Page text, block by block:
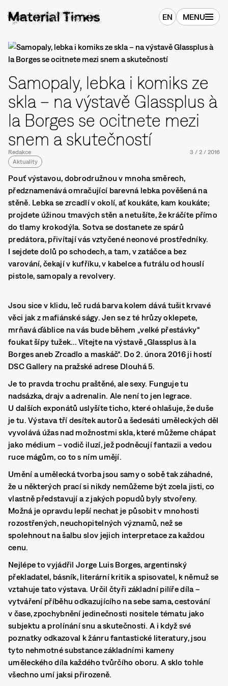
EN MENU
Samopaly, lebka i komiks ze
skla – na výstavě Glassplus à
la Borges se ocitnete mezi
snem a skutečností
Redakce 3 / 2 / 2016
Aktuality
Pouť výstavou, dobrodružnou v mnoha směrech,
předznamenává omračující barevná lebka pověšená na
stěně. Lebka se zrcadlí v okolí, ať koukáte, kam koukáte;
projdete úžinou tmavých stěn a netušíte, že kráčíte přímo
do tlamy krokodýla. Sotva se dostanete ze spárů
predátora, přivítají vás vztyčené neonové prostředníky.
I sejdete dolů po schodech, a tam, v zatáčce a bez
varování, čekají v kufříku, v kabelce a futrálu od houslí
pistole, samopaly a revolvery.
Jsou sice v klidu, leč rudá barva kolem dává tušit krvavé
věci jak z mafiánské ságy. Jen se z té hrůzy oklepete,
mrňavá ďáblice na vás bude během „velké přestávky“
foukat šípy tužek… Vítejte na výstavě „Glassplus à la
Borges aneb Zrcadlo a maskáč“. Do 2. února 2016 ji hostí
DSC Gallery na pražské adrese Dlouhá 5.
Je to pravda trochu praštěné, ale sexy. Funguje tu
nadsázka, drajv a adrenalin. Ale není to jen legrace.
U dalších exponátů uslyšíte ticho, které ohlašuje, že duše
je tu. Výstava tří desítek autorů a šedesáti uměleckých děl
vyvolává úžas nad možnostmi skla, které můžeme chápat
jako médium – vodič iluzí, jež podněcují fantazii a vedou
ruce mágům, co to s ním umějí.
Umění a umělecká tvorba jsou samy o sobě tak záhadné,
že u některých prací si nikdy nemůžeme být zcela jisti, co
vlastně představují a z jakých popudů byly stvořeny.
Možná je opravdu lepší nechat je působit v mnohosti
rozostřených, neuchopitelných významů, než se
spolehnout na šalbu slov jejich interpretace za každou
cenu.
Nejlépe to vyjádřil Jorge Luis Borges, argentinský
překladatel, básník, literární kritik a spisovatel, k němuž se
vztahuje tato výstava. Určil čtyři základní pilíře díla –
vytváření příběhu odkazujícího na sebe sama, cestování
v čase, zpochybnění jedinečnosti nositele tématu jako
subjektu a prolínání snu a skutečnosti. A i když své
poznatky odkazoval k žánru fantastické literatury, jsou
tyto nehmotné substance základními kameny
uměleckého díla každého tvůrčího oboru. A sklo tohle
všechno umí jaksi přirozeně.